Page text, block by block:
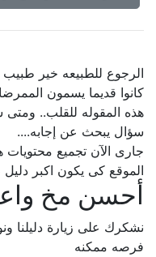
الرجوع للطبيعه خير
كانوا قديما يسمون
هذه المقوله للقلب.. ومتى
سؤال يبحث عن إجابه....
جارى الآن تجميع محتويات
الموقع كى يكون اكبر دليل
أحسن مخ
نشكرك على زيارة دليلنا
فرصه ممكنه